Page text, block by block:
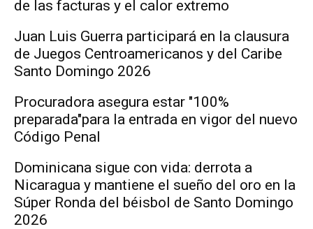
de las facturas y el calor extremo
Juan Luis Guerra participará en la clausura
de Juegos Centroamericanos y del Caribe
Santo Domingo 2026
Procuradora asegura estar "100%
preparada"para la entrada en vigor del nuevo
Código Penal
Dominicana sigue con vida: derrota a
Nicaragua y mantiene el sueño del oro en la
Súper Ronda del béisbol de Santo Domingo
2026